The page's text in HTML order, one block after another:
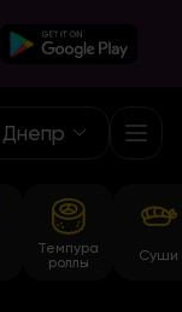
Днепр
Темпура
роллы
Суши